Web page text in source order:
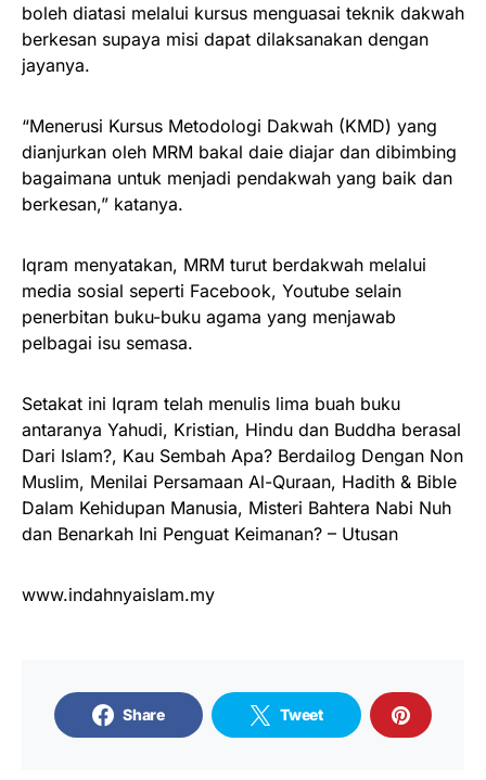
boleh diatasi melalui kursus menguasai teknik dakwah
berkesan supaya misi dapat dilaksanakan dengan
jayanya.
“Menerusi Kursus Metodologi Dakwah (KMD) yang
dianjurkan oleh MRM bakal daie diajar dan dibimbing
bagaimana untuk menjadi pendakwah yang baik dan
berkesan,” katanya.
Iqram menyatakan, MRM turut berdakwah melalui
media sosial seperti Facebook, Youtube selain
penerbitan buku-buku agama yang menjawab
pelbagai isu semasa.
Setakat ini Iqram telah menulis lima buah buku
antaranya Yahudi, Kristian, Hindu dan Buddha berasal
Dari Islam?, Kau Sembah Apa? Berdailog Dengan Non
Muslim, Menilai Persamaan Al-Quraan, Hadith & Bible
Dalam Kehidupan Manusia, Misteri Bahtera Nabi Nuh
dan Benarkah Ini Penguat Keimanan? – Utusan
www.indahnyaislam.my
Share Tweet